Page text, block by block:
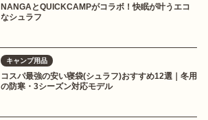
NANGAとQUICKCAMPがコラボ！快眠が叶うエコ
なシュラフ
キャンプ用品
コスパ最強の安い寝袋(シュラフ)おすすめ12選｜冬用
の防寒・3シーズン対応モデル